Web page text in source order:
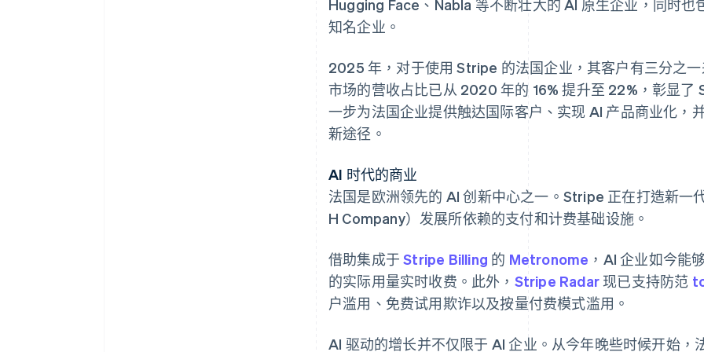
Hugging Face、Nabla 等不断壮大的 AI 原生企业，同时也
知名企业。
2025 年，对于使用 Stripe 的法国企业，其客户有三分之
市场的营收占比已从 2020 年的 16% 提升至 22%，彰显
一步为法国企业提供触达国际客户、实现 AI 产品商业化，
新途径。
AI 时代的商业
法国是欧洲领先的 AI 创新中心之一。Stripe 正在打造新一
H Company）发展所依赖的支付和计费基础设施。
借助集成于Stripe Billing 的 Metronome ，AI 企业如今能
的实际用量实时收费。此外， Stripe Radar现已支持防范
户滥用、免费试用欺诈以及按量付费模式滥用。
AI 驱动的增长并不仅限于 AI 企业。从今年晚些时候开始